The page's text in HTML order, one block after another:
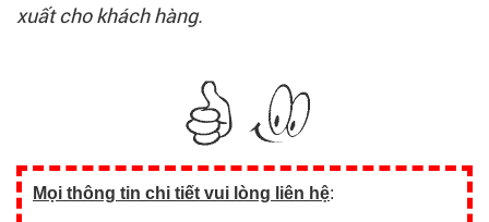
xuất cho khách hàng.
Mọi thông tin chi tiết vui lòng liên hệ: